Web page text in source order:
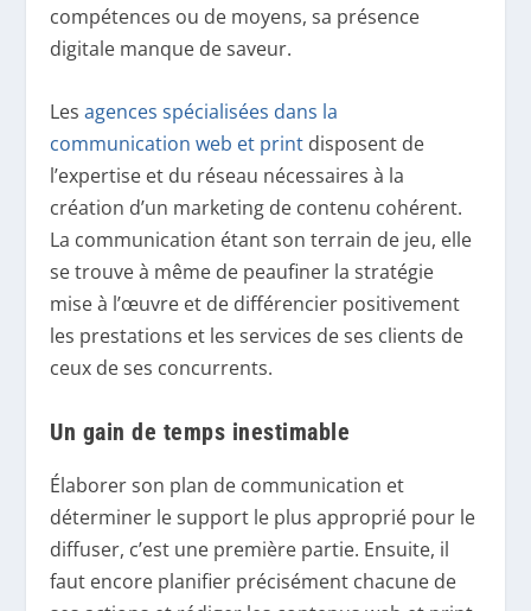
compétences ou de moyens, sa présence
digitale manque de saveur.
Lesagences spécialisées dans la
communication web et print disposent de
l’expertise et du réseau nécessaires à la
création d’un marketing de contenu cohérent.
La communication étant son terrain de jeu, elle
se trouve à même de peaufiner la stratégie
mise à l’œuvre et de différencier positivement
les prestations et les services de ses clients de
ceux de ses concurrents.
Un gain de temps inestimable
Élaborer son plan de communication et
déterminer le support le plus approprié pour le
diffuser, c’est une première partie. Ensuite, il
faut encore planifier précisément chacune de